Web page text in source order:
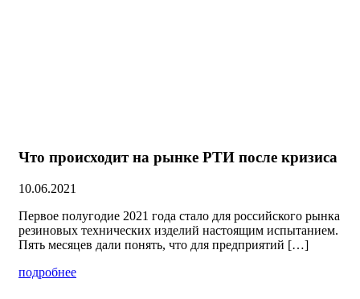
Что происходит на рынке РТИ после кризиса
10.06.2021
Первое полугодие 2021 года стало для российского рынка
резиновых технических изделий настоящим испытанием.
Пять месяцев дали понять, что для предприятий […]
подробнее